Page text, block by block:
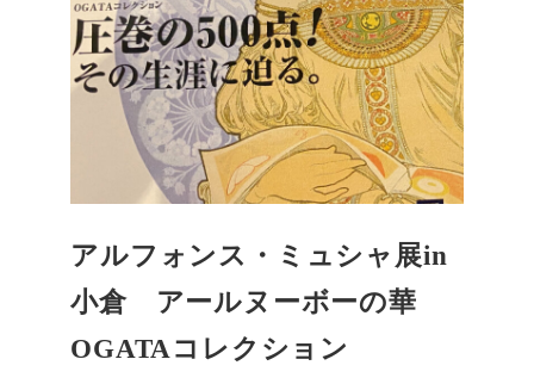
アルフォンス・ミュシャ展in
小倉 アールヌーボーの華
OGATAコレクション